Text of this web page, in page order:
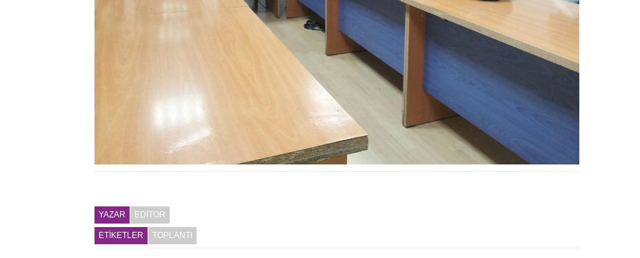
YAZAR EDITOR
ETİKETLER TOPLANTI